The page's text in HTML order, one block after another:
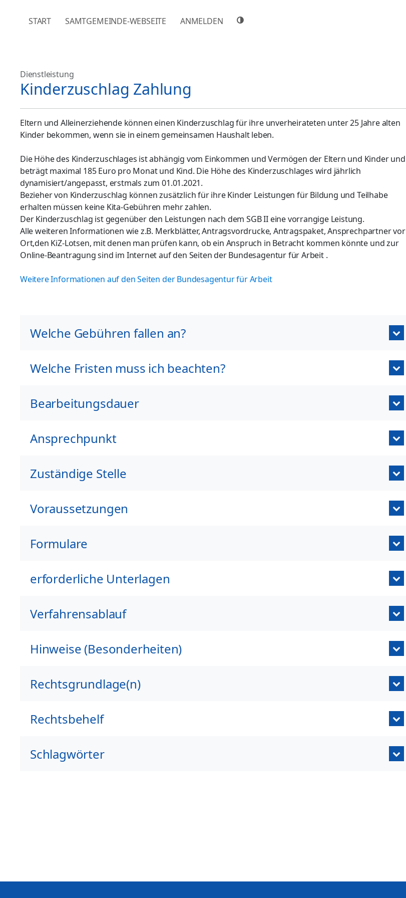
NAVIGATION ÜBERSPRINGEN
START SAMTGEMEINDE-WEBSEITE ANMELDEN
Dienstleistung
Kinderzuschlag Zahlung
Eltern und Alleinerziehende können einen Kinderzuschlag für ihre unverheirateten unter 25 Jahre alten
Kinder bekommen, wenn sie in einem gemeinsamen Haushalt leben.
Die Höhe des Kinderzuschlages ist abhängig vom Einkommen und Vermögen der Eltern und Kinder und
beträgt maximal 185 Euro pro Monat und Kind. Die Höhe des Kinderzuschlages wird jährlich
dynamisiert/angepasst, erstmals zum 01.01.2021.
Bezieher von Kinderzuschlag können zusätzlich für ihre Kinder Leistungen für Bildung und Teilhabe
erhalten müssen keine Kita-Gebühren mehr zahlen.
Der Kinderzuschlag ist gegenüber den Leistungen nach dem SGB II eine vorrangige Leistung.
Alle weiteren Informationen wie z.B. Merkblätter, Antragsvordrucke, Antragspaket, Ansprechpartner vor
Ort,den KiZ-Lotsen, mit denen man prüfen kann, ob ein Anspruch in Betracht kommen könnte und zur
Online-Beantragung sind im Internet auf den Seiten der Bundesagentur für Arbeit .
Weitere Informationen auf den Seiten der Bundesagentur für Arbeit
Welche Gebühren fallen an?
Welche Fristen muss ich beachten?
Bearbeitungsdauer
Ansprechpunkt
Zuständige Stelle
Voraussetzungen
Formulare
erforderliche Unterlagen
Verfahrensablauf
Hinweise (Besonderheiten)
Rechtsgrundlage(n)
Rechtsbehelf
Schlagwörter